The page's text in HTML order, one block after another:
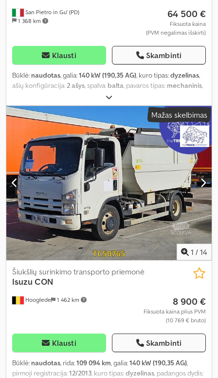
San Pietro in Gu' (PD)
1 368 km
64 500 €
Fiksuota kaina
(PVM negalimas išskirti)
Klausti Skambinti
Būklė: naudotas, galia:140 kW (190,35 AG), kuro tipas:dyzelinas,
ašių konfigūracija: 2 ašys , spalva: balta , pavaros tipas: mechaninis
, Gamybos metai:
Mažas skelbimas
1 / 14
Hooglede 1 462 km
Šiukšlių surinkimo transporto priemonė
Isuzu CON
8 900 €
Fiksuota kaina plius PVM
(10 769 € bruto)
Klausti Skambinti
Būklė: naudotas, rida:109 094 km, galia:140 kW (190,35 AG),
pirmoji registracija:12/2013, kuro tipas:dyzelinas, padangos dydis: